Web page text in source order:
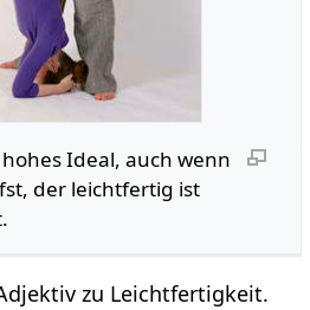
Ideal, auch wenn
der leichtfertig ist
zu Leichtfertigkeit.